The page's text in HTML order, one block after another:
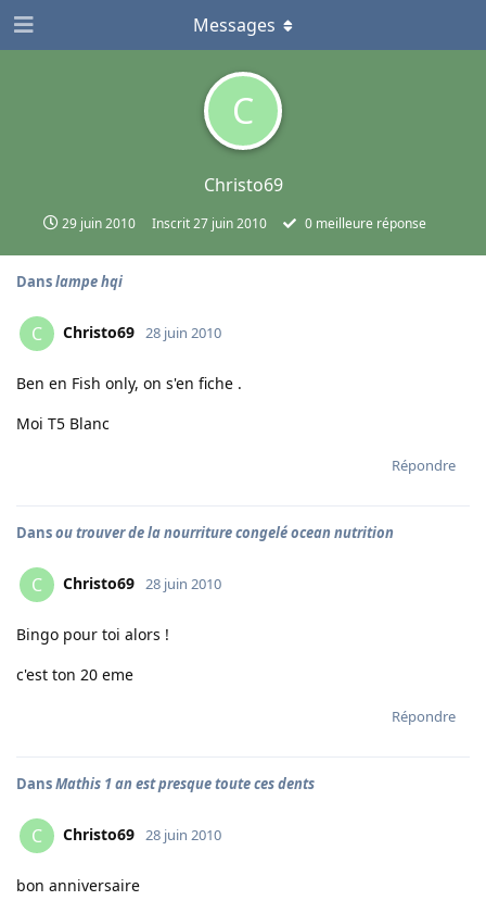
C
Christo69
29 juin 2010 Inscrit27 juin 2010 0 meilleure réponse
Messages
Danslampe hqi
C Christo69 28 juin 2010
Ben en Fish only, on s'en fiche .
Moi T5 Blanc
Répondre
Dansou trouver de la nourriture congelé ocean nutrition
C Christo69 28 juin 2010
Bingo pour toi alors !
c'est ton 20 eme
Répondre
DansMathis 1 an est presque toute ces dents
C Christo69 28 juin 2010
bon anniversaire